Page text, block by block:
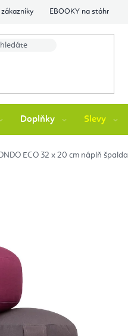
zákazníky EBOOKY na stáhnutí
Doplňky Slevy
ECO 32 x 20 cm náplň špalda